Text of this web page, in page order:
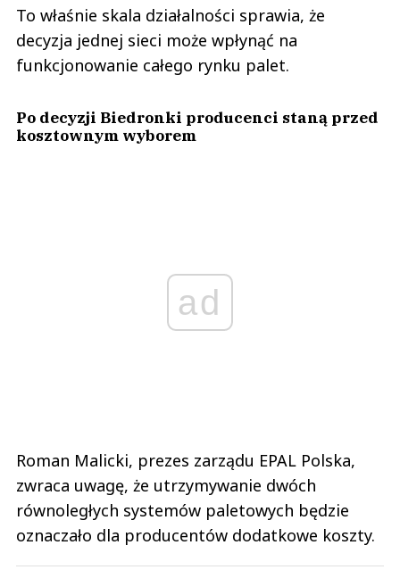
To właśnie skala działalności sprawia, że
decyzja jednej sieci może wpłynąć na
funkcjonowanie całego rynku palet.
Po decyzji Biedronki producenci staną przed
kosztownym wyborem
ad
Roman Malicki, prezes zarządu EPAL Polska,
zwraca uwagę, że utrzymywanie dwóch
równoległych systemów paletowych będzie
oznaczało dla producentów dodatkowe koszty.